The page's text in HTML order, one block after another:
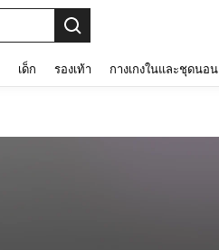
เด็ก รองเท้า กางเกงในและชุดนอน